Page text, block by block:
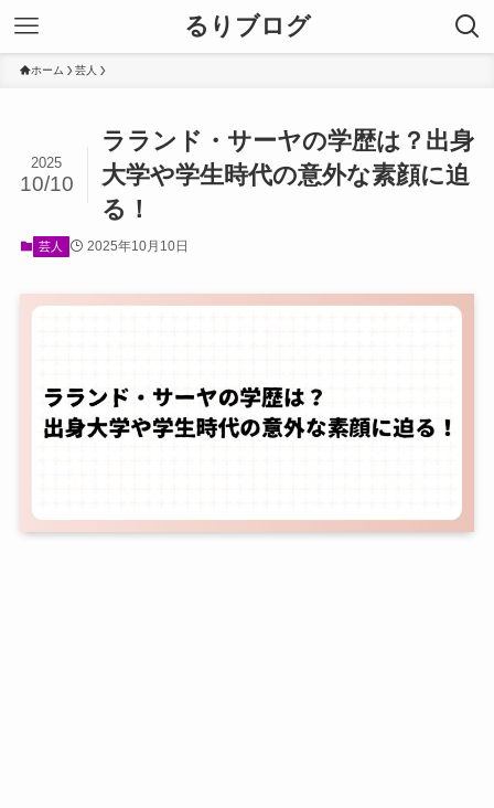
るりブログ
ホーム 芸人
ラランド・サーヤの学歴は？出身
大学や学生時代の意外な素顔に迫
る！
2025
10/10
芸人 2025年10月10日